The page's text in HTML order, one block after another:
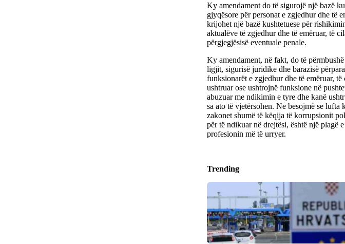
Ky amendament do të sigurojë një bazë
gjyqësore për personat e zgjedhur dhe të
krijohet një bazë kushtetuese për
aktualëve të zgjedhur dhe të emëruar, të
përgjegjësisë eventuale penale.
Ky amendament, në fakt, do të
ligjit, sigurisë juridike dhe barazisë
funksionarët e zgjedhur dhe të emëruar,
ushtruar ose ushtrojnë funksione në
abuzuar me ndikimin e tyre dhe kanë
sa ato të vjetërsohen. Ne besojmë se
zakonet shumë të këqija të korrupsionit
për të ndikuar në drejtësi, është një plagë
profesionin më të urryer.
Trending